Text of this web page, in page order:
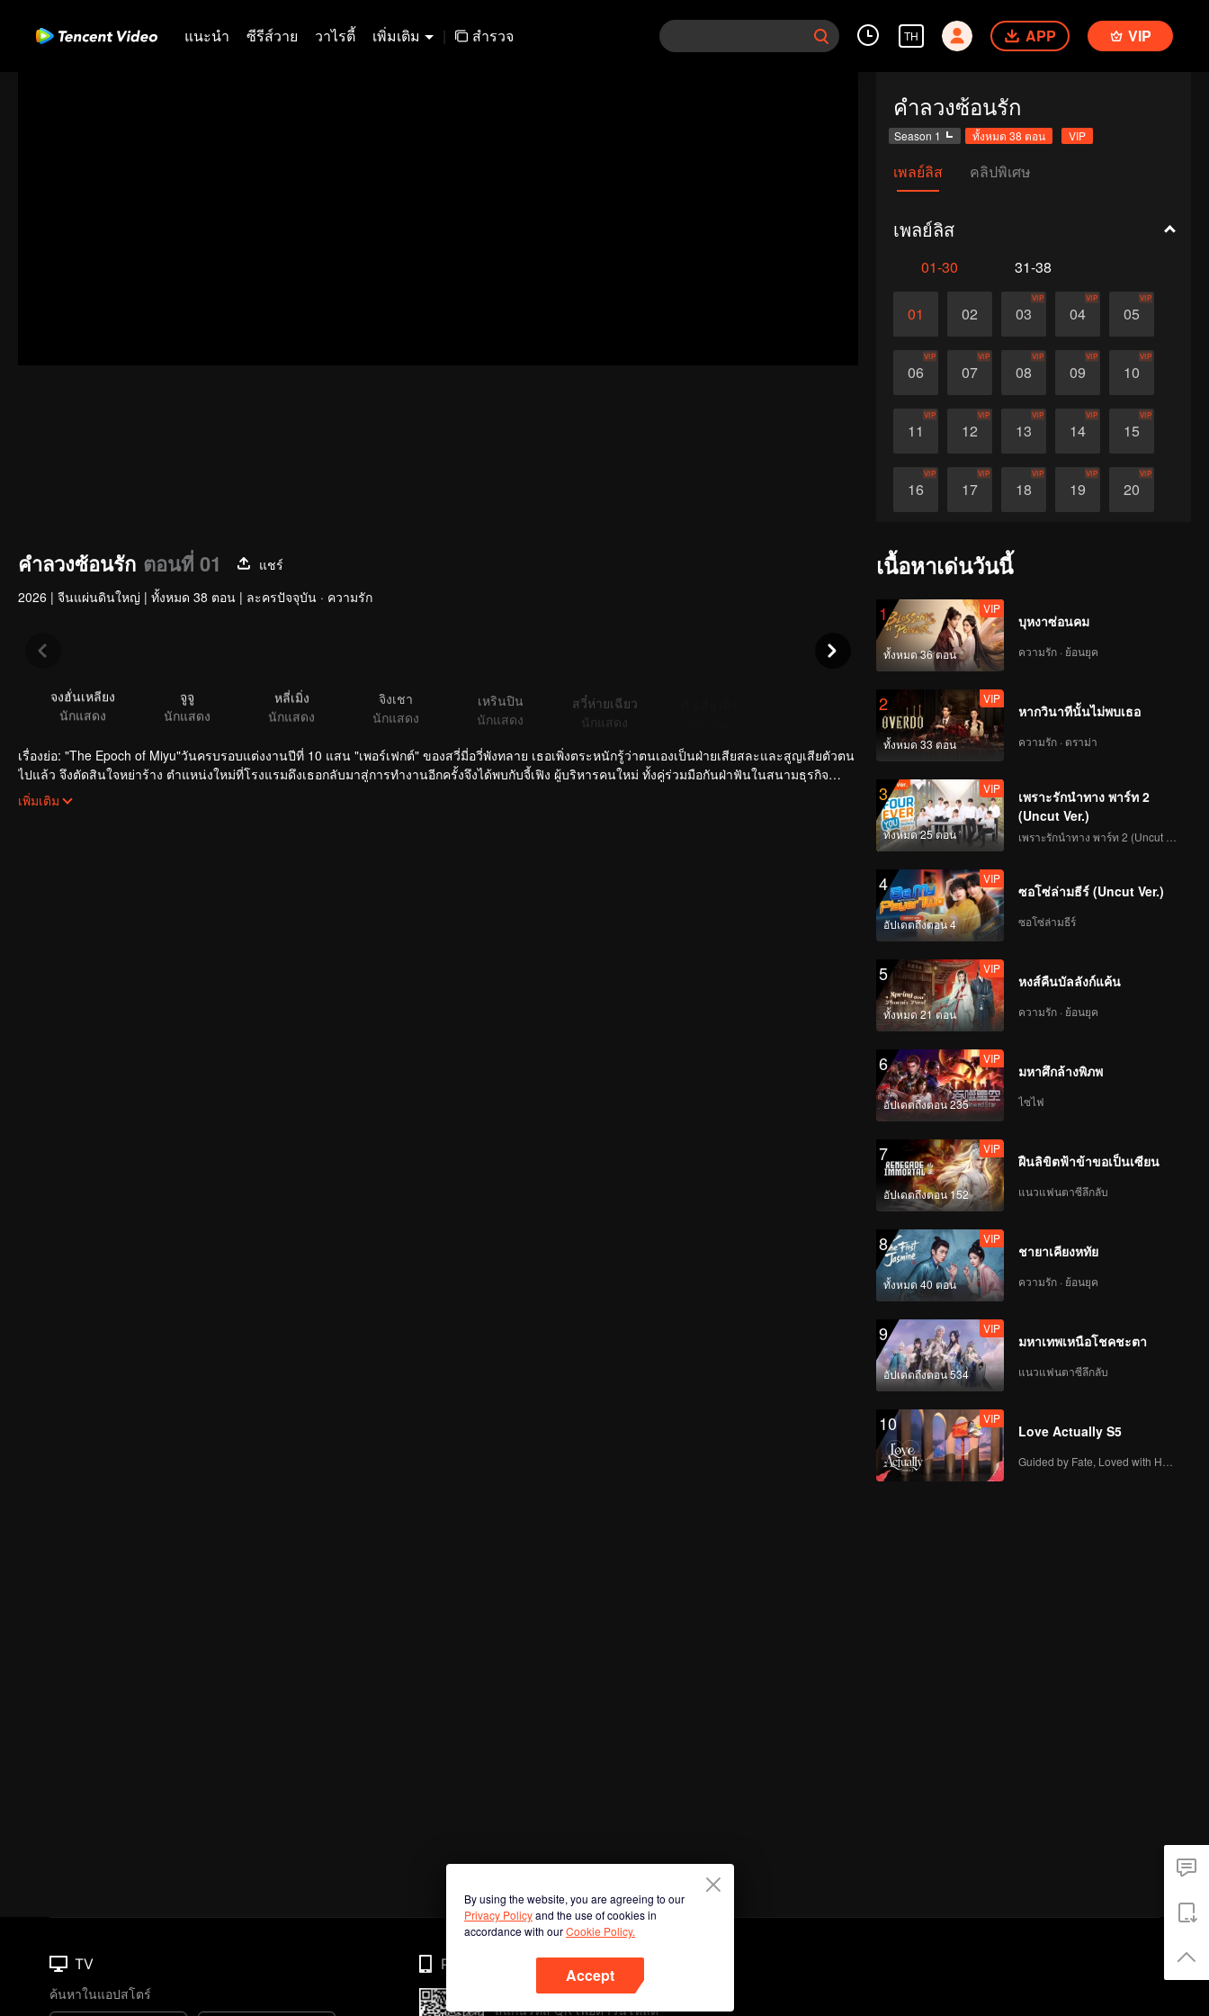
แนะนำ ซีรีส์วาย วาไรตี้ เพิ่มเติม | สำรวจ TH APP VIP
คำลวงซ้อนรัก
Season 1 ทั้งหมด 38 ตอน VIP
เพลย์ลิส คลิปพิเศษ
เพลย์ลิส
01-30 31-38
01 02 03
VIP
04
VIP
05
VIP
06
VIP
07
VIP
08
VIP
09
VIP
10
VIP
11
VIP
12
VIP
13
VIP
14
VIP
15
VIP
16
VIP
17
VIP
18
VIP
19
VIP
20
VIP
26 27
คำลวงซ้อนรัก ตอนที่ 01
แชร์
2026 | จีนแผ่นดินใหญ่ | ทั้งหมด 38 ตอน | ละครปัจจุบัน · ความรัก
จงฮั่นเหลียง
นักแสดง
จูจู
นักแสดง
หลี่เมิ่ง
นักแสดง
จิงเชา
นักแสดง
เหรินปิน
นักแสดง
สวี๋ห่ายเฉียว
เรื่องย่อ: "The Epoch of Miyu"วันครบรอบแต่งงานปีที่ 10 แสน "เพอร์เฟกต์" ของสวี่มี่อวี่พังทลาย เธอเพิ่งตระหนักรู้ว่าตนเองเป็นฝ่ายเสียสละและสูญเสียตัวตน
ไปแล้ว จึงตัดสินใจหย่าร้าง ตำแหน่งใหม่ที่โรงแรมดึงเธอกลับมาสู่การทำงานอีกครั้งจึงได้พบกับจี้เฟิง ผู้บริหารคนใหม่ ทั้งคู่ร่วมมือกันฝ่าฟันในสนามธุรกิจ
ความรักบังเกิด การงานรุ่งเรือง
เพิ่มเติม
เนื้อหาเด่นวันนี้
1
ทั้งหมด 36 ตอน
VIP
บุหงาซ่อนคม
ความรัก · ย้อนยุค
2
ทั้งหมด 33 ตอน
VIP
หากวินาทีนั้นไม่พบเธอ
ความรัก · ดราม่า
3
ทั้งหมด 25 ตอน
VIP
เพราะรักนำทาง พาร์ท 2
(Uncut Ver.)
4
อัปเดตถึงตอน 4
VIP
ซอโซ่ล่ามธีร์ (Uncut Ver.)
ซอโซ่ล่ามธีร์
5
ทั้งหมด 21 ตอน
VIP
หงส์คืนบัลลังก์แค้น
ความรัก · ย้อนยุค
6
อัปเดตถึงตอน 235
VIP
มหาศึกล้างพิภพ
ไซไฟ
7
อัปเดตถึงตอน 152
VIP
ฝืนลิขิตฟ้าข้าขอเป็นเซียน
แนวแฟนตาซีลึกลับ
8
ทั้งหมด 40 ตอน
VIP
ชายาเคียงหทัย
ความรัก · ย้อนยุค
9
อัปเดตถึงตอน 534
VIP
มหาเทพเหนือโชคชะตา
แนวแฟนตาซีลึกลับ
10 VIP
Love Actually S5
By using the website, you are agreeing to our
Privacy Policyand the use of cookies in
accordance with ourCookie Policy.
Accept
TV
ค้นหาในแอปสโตร์
Phone
สแกนรหัส QR เพื่อดาวน์โหลด